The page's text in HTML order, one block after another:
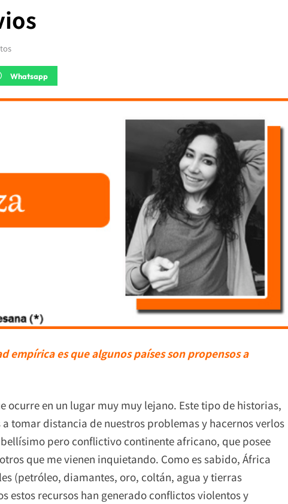
Whatsapp
empírica es que algunos países son propensos a
ocurre en un lugar muy muy lejano. Este tipo de historias,
tomar distancia de nuestros problemas y hacernos verlos
pero conflictivo continente africano, que posee
que me vienen inquietando. Como es sabido, África
(petróleo, diamantes, oro, coltán, agua y tierras
estos recursos han generado conflictos violentos y